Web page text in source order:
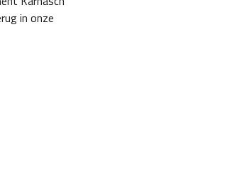
in onze